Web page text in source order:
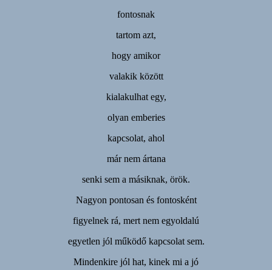
fontosnak
tartom azt,
hogy amikor
valakik között
kialakulhat egy,
olyan emberies
kapcsolat, ahol
már nem ártana
senki sem a másiknak, örök.
Nagyon pontosan és fontosként
figyelnek rá, mert nem egyoldalú
egyetlen jól működő kapcsolat sem.
Mindenkire jól hat, kinek mi a jó